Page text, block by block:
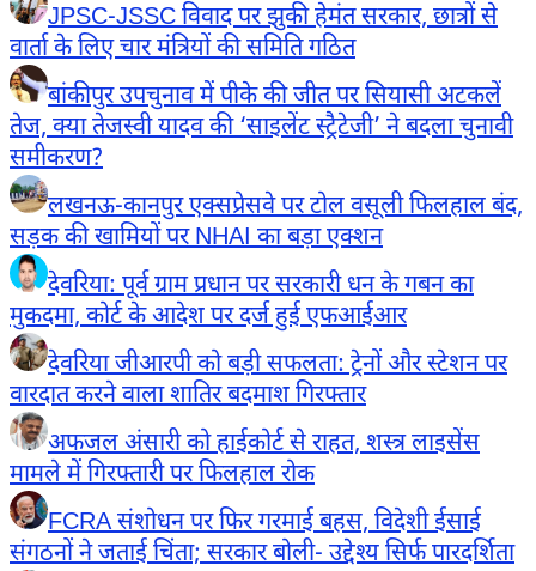
JPSC-JSSC विवाद पर झुकी हेमंत सरकार, छात्रों से
वार्ता के लिए चार मंत्रियों की समिति गठित
बांकीपुर उपचुनाव में पीके की जीत पर सियासी अटकलें
तेज, क्या तेजस्वी यादव की ‘साइलेंट स्ट्रैटेजी’ ने बदला चुनावी
समीकरण?
लखनऊ-कानपुर एक्सप्रेसवे पर टोल वसूली फिलहाल बंद,
सड़क की खामियों पर NHAI का बड़ा एक्शन
देवरिया: पूर्व ग्राम प्रधान पर सरकारी धन के गबन का
मुकदमा, कोर्ट के आदेश पर दर्ज हुई एफआईआर
देवरिया जीआरपी को बड़ी सफलता: ट्रेनों और स्टेशन पर
वारदात करने वाला शातिर बदमाश गिरफ्तार
अफजल अंसारी को हाईकोर्ट से राहत, शस्त्र लाइसेंस
मामले में गिरफ्तारी पर फिलहाल रोक
FCRA संशोधन पर फिर गरमाई बहस, विदेशी ईसाई
संगठनों ने जताई चिंता; सरकार बोली- उद्देश्य सिर्फ पारदर्शिता